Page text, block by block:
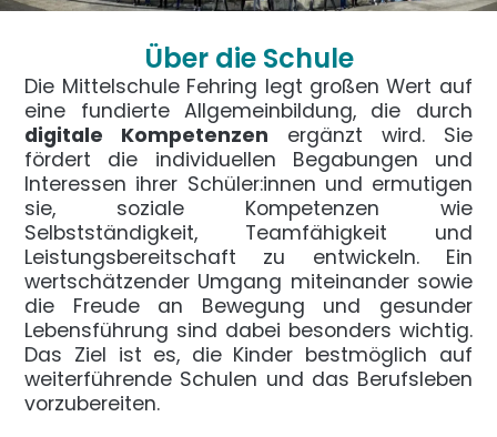
Über die Schule
Die Mittelschule Fehring legt großen Wert auf
eine fundierte Allgemeinbildung, die durch
digitale Kompetenzen ergänzt wird. Sie
fördert die individuellen Begabungen und
Interessen ihrer Schüler:innen und ermutigen
sie, soziale Kompetenzen wie
Selbstständigkeit, Teamfähigkeit und
Leistungsbereitschaft zu entwickeln. Ein
wertschätzender Umgang miteinander sowie
die Freude an Bewegung und gesunder
Lebensführung sind dabei besonders wichtig.
Das Ziel ist es, die Kinder bestmöglich auf
weiterführende Schulen und das Berufsleben
vorzubereiten.